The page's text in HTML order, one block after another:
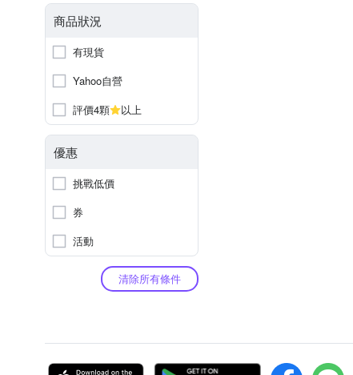
商品狀況
有現貨
Yahoo自營
評價4顆
以上
優惠
挑戰低價
券
活動
清除所有條件